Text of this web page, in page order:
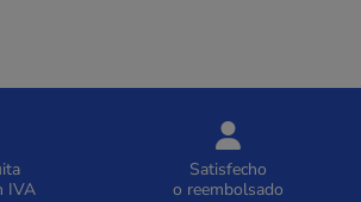
IVA
Satisfecho
o reembolsado